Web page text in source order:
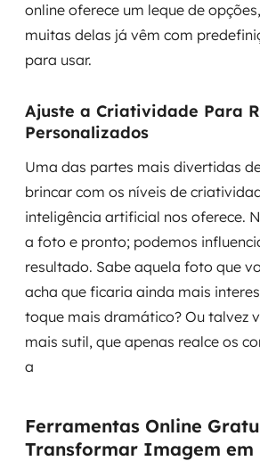
online oferece um leque de
muitas delas já vêm com
para usar.
Ajuste a Criatividade Para
Personalizados
Uma das partes mais divertidas
brincar com os níveis de
inteligência artificial nos oferece.
a foto e pronto; podemos
resultado. Sabe aquela foto que
acha que ficaria ainda mais
toque mais dramático? Ou talvez
mais sutil, que apenas realce os
a
Ferramentas Online
Transformar Imagem em